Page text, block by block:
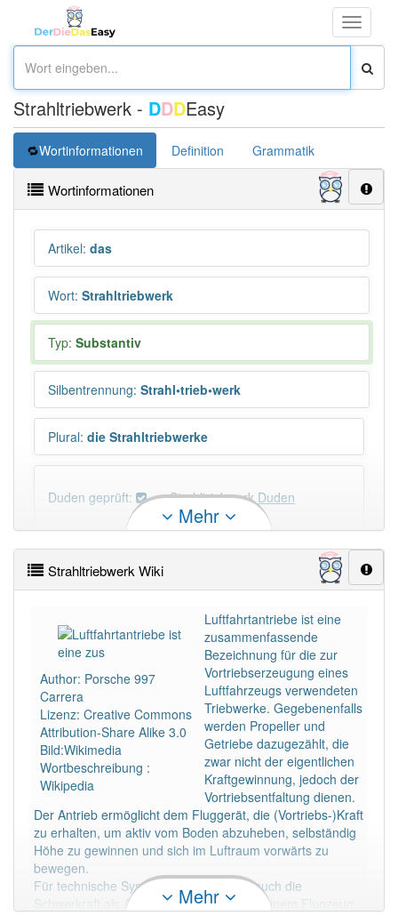
Toggle
Strahltriebwerk - DDDEasy
Wortinformationen Definition Grammatik
Wortinformationen
Artikel: das
Wort: Strahltriebwerk
Typ: Substantiv
Silbentrennung: Strahl•trieb•werk
Plural: die Strahltriebwerke
Duden geprüft: Strahltriebwerk Duden
×
Wörter, die mit "-werk" enden, haben fast immer
DER: 1Ausnahmen
Beispiele
DIE:0
DAS: 327
PowerIndex:5
Häufigkeit: 2 von 10
Wörter mit Endung-strahltriebwerk: 1
Wörter mit Endung -strahltriebwerk
aber mit einem
Mehr
Strahltriebwerk Wiki
Author: Porsche 997
Carrera
Lizenz: Creative Commons
Attribution-Share Alike 3.0
Bild:Wikimedia
Wortbeschreibung :
Wikipedia
Luftfahrtantriebe ist eine
zusammenfassende
Bezeichnung für die zur
Vortriebserzeugung eines
Luftfahrzeugs verwendeten
Triebwerke. Gegebenenfalls
werden Propeller und
Getriebe dazugezählt, die
zwar nicht der eigentlichen
Kraftgewinnung, jedoch der
Vortriebsentfaltung dienen.
Der Antrieb ermöglicht dem Fluggerät, die (Vortriebs-)Kraft
zu erhalten, um aktiv vom Boden abzuheben, selbständig
Höhe zu gewinnen und sich im Luftraum vorwärts zu
bewegen.
Für technische Systeme kann mitunter auch die
Schwerkraft als Antrieb gelten, mit ihr ist einem Flugzeug
Mehr